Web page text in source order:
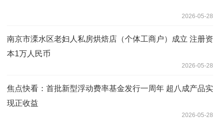
2026-05-28
南京市溧水区老妇人私房烘焙店（个体工商户）成立 注册资
本1万人民币
2026-05-28
焦点快看：首批新型浮动费率基金发行一周年 超八成产品实
现正收益
2026-05-28